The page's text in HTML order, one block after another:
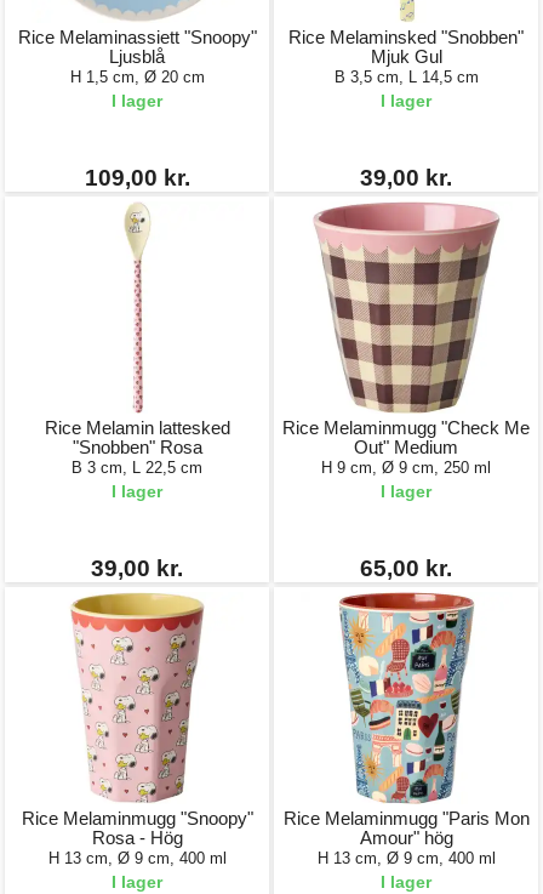
Rice Melaminassiett "Snoopy"
Ljusblå
H 1,5 cm, Ø 20 cm
I lager
109,00 kr.
Rice Melaminsked "Snobben"
Mjuk Gul
B 3,5 cm, L 14,5 cm
I lager
39,00 kr.
Rice Melamin lattesked
"Snobben" Rosa
B 3 cm, L 22,5 cm
I lager
39,00 kr.
Rice Melaminmugg "Check Me
Out" Medium
H 9 cm, Ø 9 cm, 250 ml
I lager
65,00 kr.
Rice Melaminmugg "Snoopy"
Rosa - Hög
H 13 cm, Ø 9 cm, 400 ml
I lager
Rice Melaminmugg "Paris Mon
Amour" hög
H 13 cm, Ø 9 cm, 400 ml
I lager